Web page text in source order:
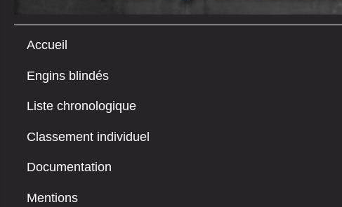
Accueil
Engins blindés
Liste chronologique
Classement individuel
Documentation
Mentions